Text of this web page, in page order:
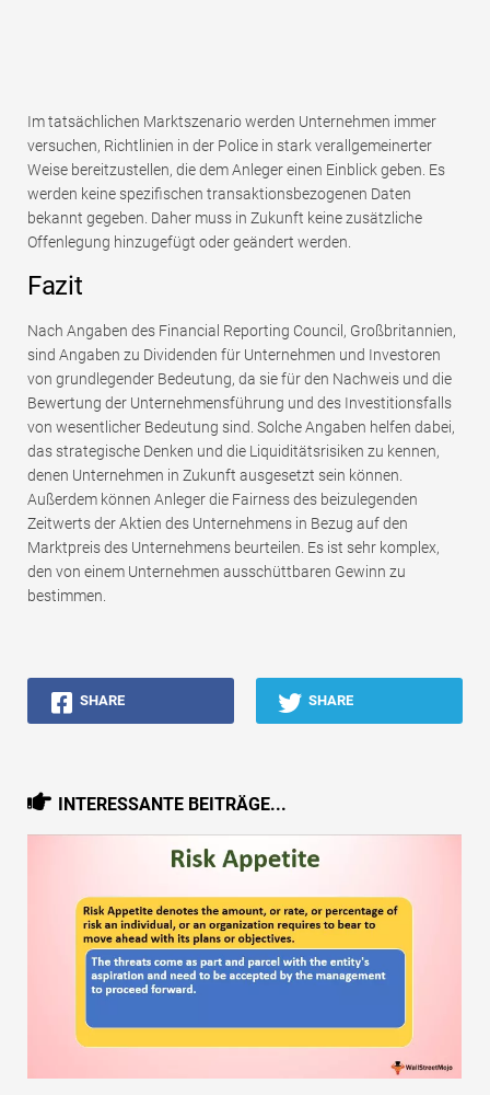
Im tatsächlichen Marktszenario werden Unternehmen immer
versuchen, Richtlinien in der Police in stark verallgemeinerter
Weise bereitzustellen, die dem Anleger einen Einblick geben. Es
werden keine spezifischen transaktionsbezogenen Daten
bekannt gegeben. Daher muss in Zukunft keine zusätzliche
Offenlegung hinzugefügt oder geändert werden.
Fazit
Nach Angaben des Financial Reporting Council, Großbritannien,
sind Angaben zu Dividenden für Unternehmen und Investoren
von grundlegender Bedeutung, da sie für den Nachweis und die
Bewertung der Unternehmensführung und des Investitionsfalls
von wesentlicher Bedeutung sind. Solche Angaben helfen dabei,
das strategische Denken und die Liquiditätsrisiken zu kennen,
denen Unternehmen in Zukunft ausgesetzt sein können.
Außerdem können Anleger die Fairness des beizulegenden
Zeitwerts der Aktien des Unternehmens in Bezug auf den
Marktpreis des Unternehmens beurteilen. Es ist sehr komplex,
den von einem Unternehmen ausschüttbaren Gewinn zu
bestimmen.
SHARE SHARE
INTERESSANTE BEITRÄGE...